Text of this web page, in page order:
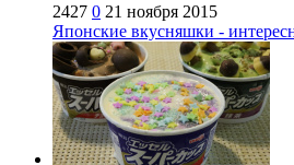
2427 0 21 ноября 2015
Японские вкусняшки -